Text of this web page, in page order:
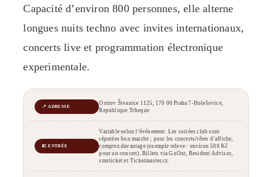
Capacité d’environ 800 personnes, elle alterne
longues nuits techno avec invites internationaux,
concerts live et programmation électronique
experimentale.
📍 ADRESSE
Ostrov Štvanice 1125, 170 00 Praha 7-Holešovice,
Republique Tcheque
💶 ENTRÉE
Variable selon l’événement. Les soirées club sont
réputées bon marche ; pour les concerts/têtes d’affiche,
comptez davantage (exemple releve : environ 500 Kč
pour un concert). Billets via GoOut, Resident Advisor,
smsticket et Ticketmaster.cz.